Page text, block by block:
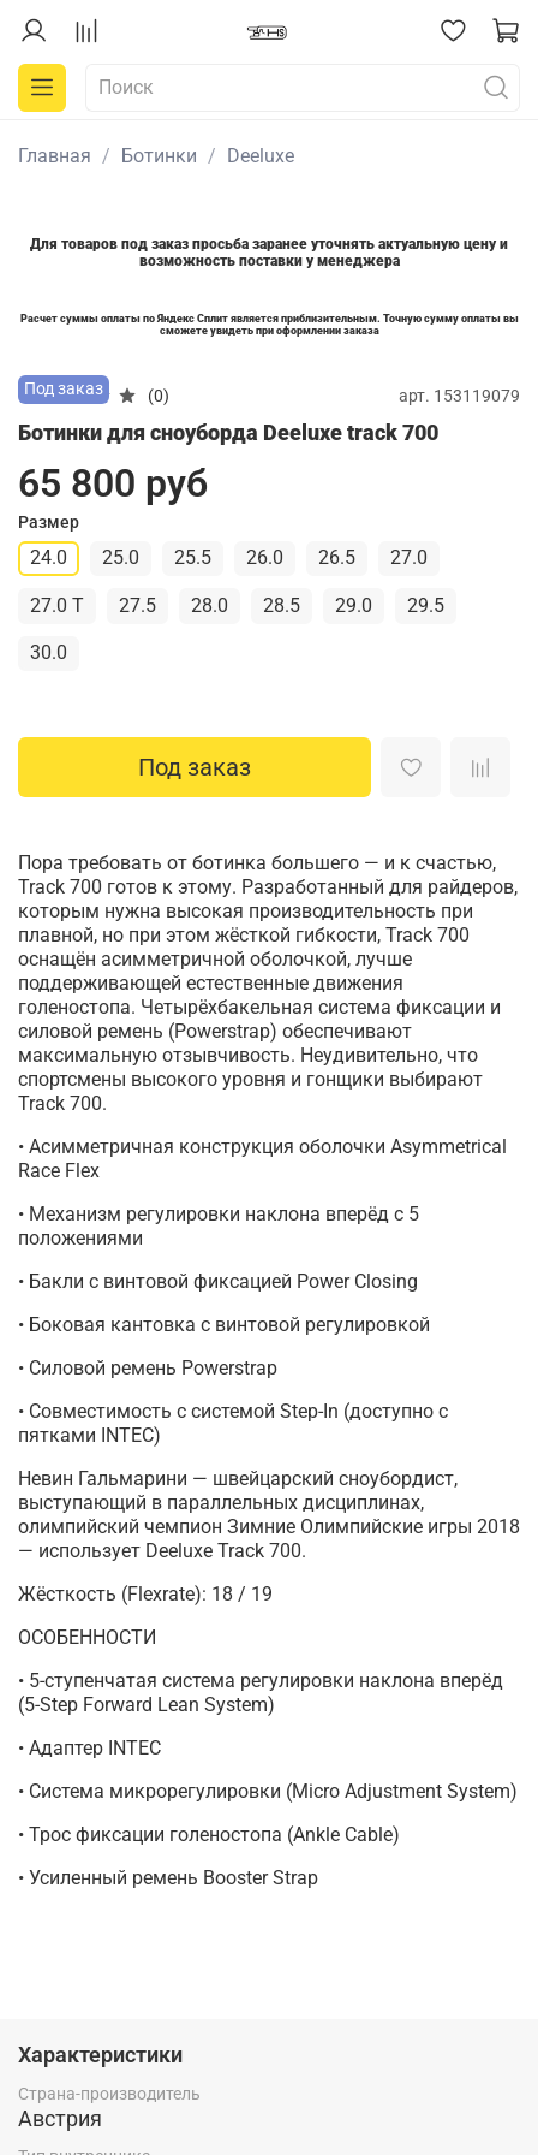
Главная Ботинки Deeluxe
Для товаров под заказ просьба заранее уточнять актуальную цену и
возможность поставки у менеджера
Расчет суммы оплаты по Яндекс Сплит является приблизительным. Точную сумму оплаты вы
сможете увидеть при оформлении заказа
Под заказ (0) арт. 153119079
Ботинки для сноуборда Deeluxe track 700
65 800 руб
Размер
24.0 25.0 25.5 26.0 26.5 27.0
27.0 T 27.5 28.0 28.5 29.0 29.5
30.0
Под заказ
Пора требовать от ботинка большего — и к счастью,
Track 700 готов к этому. Разработанный для райдеров,
которым нужна высокая производительность при
плавной, но при этом жёсткой гибкости, Track 700
оснащён асимметричной оболочкой, лучше
поддерживающей естественные движения
голеностопа. Четырёхбакельная система фиксации и
силовой ремень (Powerstrap) обеспечивают
максимальную отзывчивость. Неудивительно, что
спортсмены высокого уровня и гонщики выбирают
Track 700.
• Асимметричная конструкция оболочки Asymmetrical
Race Flex
• Механизм регулировки наклона вперёд с 5
положениями
• Бакли с винтовой фиксацией Power Closing
• Боковая кантовка с винтовой регулировкой
• Силовой ремень Powerstrap
• Совместимость с системой Step-In (доступно с
пятками INTEC)
Невин Гальмарини — швейцарский сноубордист,
выступающий в параллельных дисциплинах,
олимпийский чемпион Зимние Олимпийские игры 2018
— использует Deeluxe Track 700.
Жёсткость (Flexrate): 18 / 19
ОСОБЕННОСТИ
• 5-ступенчатая система регулировки наклона вперёд
(5-Step Forward Lean System)
• Адаптер INTEC
• Система микрорегулировки (Micro Adjustment System)
• Трос фиксации голеностопа (Ankle Cable)
• Усиленный ремень Booster Strap
Характеристики
Страна-производитель
Австрия